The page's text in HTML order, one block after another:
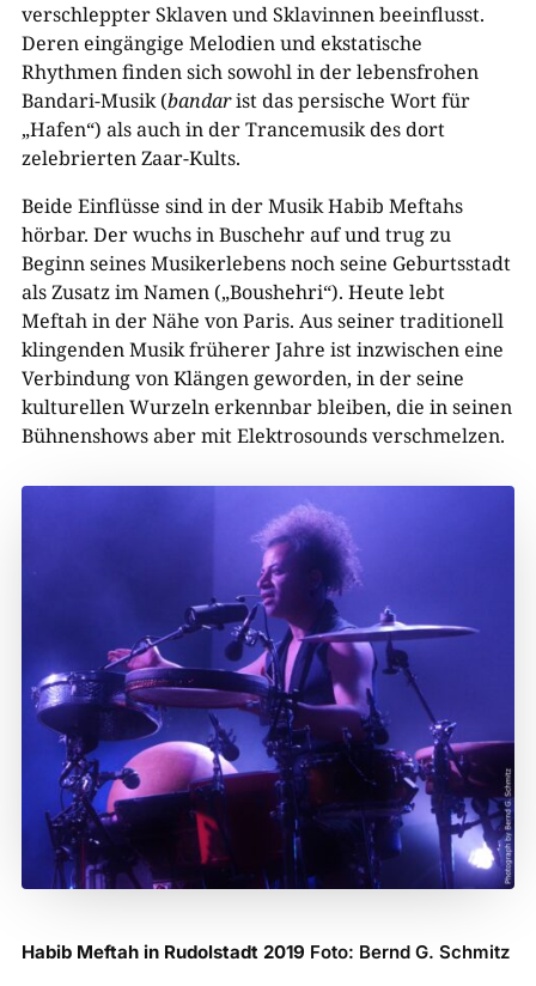
verschleppter Sklaven und Sklavinnen beeinflusst.
Deren eingängige Melodien und ekstatische
Rhythmen finden sich sowohl in der lebensfrohen
Bandari-Musik (bandarist das persische Wort für
„Hafen“) als auch in der Trancemusik des dort
zelebrierten Zaar-Kults.
Beide Einflüsse sind in der Musik Habib Meftahs
hörbar. Der wuchs in Buschehr auf und trug zu
Beginn seines Musikerlebens noch seine Geburtsstadt
als Zusatz im Namen („Boushehri“). Heute lebt
Meftah in der Nähe von Paris. Aus seiner traditionell
klingenden Musik früherer Jahre ist inzwischen eine
Verbindung von Klängen geworden, in der seine
kulturellen Wurzeln erkennbar bleiben, die in seinen
Bühnenshows aber mit Elektrosounds verschmelzen.
Habib Meftah in Rudolstadt 2019 Foto: Bernd G. Schmitz